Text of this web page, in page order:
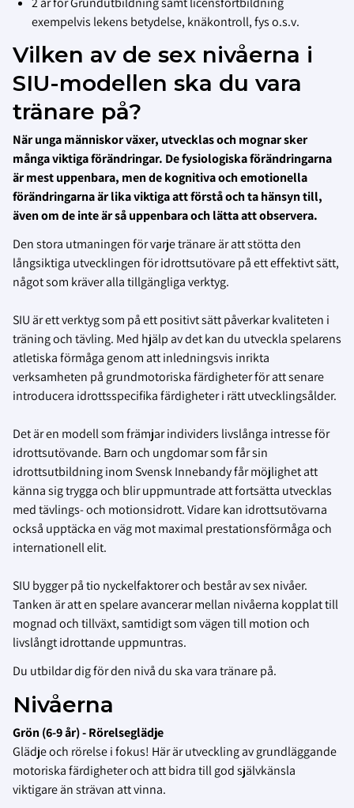
exempelvis lekens betydelse, knäkontroll, fys o.s.v.
Vilken av de sex nivåerna i
SIU-modellen ska du vara
tränare på?
När unga människor växer, utvecklas och mognar sker
många viktiga förändringar. De fysiologiska förändringarna
är mest uppenbara, men de kognitiva och emotionella
förändringarna är lika viktiga att förstå och ta hänsyn till,
även om de inte är så uppenbara och lätta att observera.
Den stora utmaningen för varje tränare är att stötta den
långsiktiga utvecklingen för idrottsutövare på ett effektivt sätt,
något som kräver alla tillgängliga verktyg.
SIU är ett verktyg som på ett positivt sätt påverkar kvaliteten i
träning och tävling. Med hjälp av det kan du utveckla spelarens
atletiska förmåga genom att inledningsvis inrikta
verksamheten på grundmotoriska färdigheter för att senare
introducera idrottsspecifika färdigheter i rätt utvecklingsålder.
Det är en modell som främjar individers livslånga intresse för
idrottsutövande. Barn och ungdomar som får sin
idrottsutbildning inom Svensk Innebandy får möjlighet att
känna sig trygga och blir uppmuntrade att fortsätta utvecklas
med tävlings- och motionsidrott. Vidare kan idrottsutövarna
också upptäcka en väg mot maximal prestationsförmåga och
internationell elit.
SIU bygger på tio nyckelfaktorer och består av sex nivåer.
Tanken är att en spelare avancerar mellan nivåerna kopplat till
mognad och tillväxt, samtidigt som vägen till motion och
livslångt idrottande uppmuntras.
Du utbildar dig för den nivå du ska vara tränare på.
Nivåerna
Grön (6-9 år) - Rörelseglädje
Glädje och rörelse i fokus! Här är utveckling av grundläggande
motoriska färdigheter och att bidra till god självkänsla
viktigare än strävan att vinna.